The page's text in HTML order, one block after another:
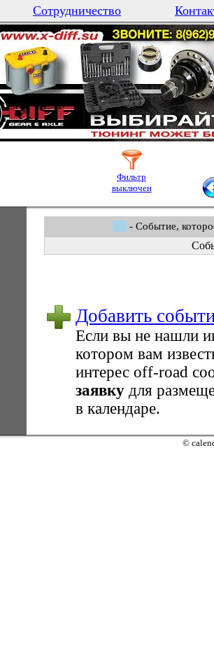
Сотрудничество
Фильтр
выключен
- Событие,
Добавить
Если вы не нашли
котором вам
интерес оff-road
заявку для
в календаре.
©